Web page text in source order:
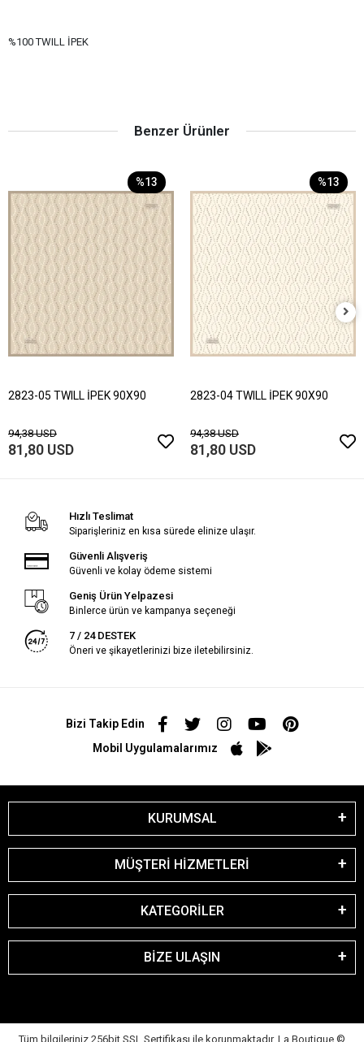
%100 TWILL İPEK
Benzer Ürünler
%13
2823-05 TWILL İPEK 90X90
94,38 USD
81,80 USD
%13
2823-04 TWILL İPEK 90X90
94,38 USD
81,80 USD
Hızlı Teslimat
Siparişleriniz en kısa sürede elinize ulaşır.
Güvenli Alışveriş
Güvenli ve kolay ödeme sistemi
Geniş Ürün Yelpazesi
Binlerce ürün ve kampanya seçeneği
7 / 24 DESTEK
Öneri ve şikayetlerinizi bize iletebilirsiniz.
Bizi Takip Edin
Mobil Uygulamalarımız
KURUMSAL
MÜŞTERİ HİZMETLERİ
KATEGORİLER
BİZE ULAŞIN
Tüm bilgileriniz 256bit SSL Sertifikası ile korunmaktadır. La Boutique ©